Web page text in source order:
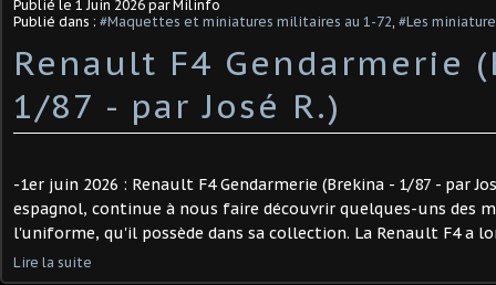
Publié le 1 Juin 2026 par Milinfo
Publié dans : #Maquettes et miniatures militaires au 1-72, #Les
Renault F4 Gendarmerie
1/87 - par José R.) ​
-1er juin 2026 : Renault F4 Gendarmerie (Brekina - 1/87 - par
espagnol, continue à nous faire découvrir quelques-uns des
l'uniforme, qu'il possède dans sa collection. La Renault F4 a
Lire la suite